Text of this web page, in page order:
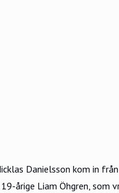
Danielsson kom in
årige Liam Öhgren, som